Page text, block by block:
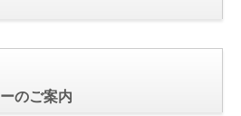
のご案内